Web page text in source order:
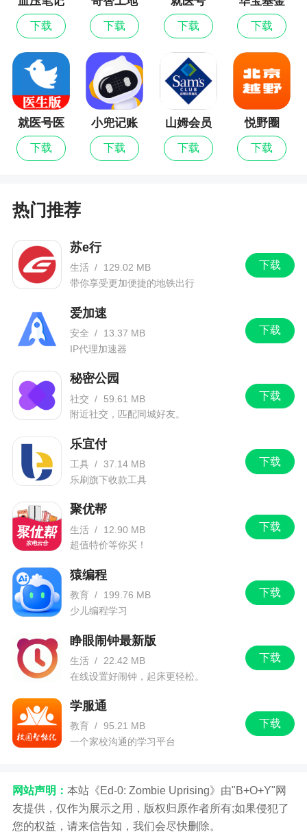
下载的方法，各位玩家一定会学会如何才能下载
的，不过各位朋友一定都要看完才行啊 ，如果还是
如何在下载本游戏。
1、打开应用的下载页面;
2、点击下载按钮;
3、在弹出的下载小窗口中，点击下载到电脑就
小编评价
1、蔚蓝 ：太好玩了！我以前玩的游戏都有好多
的广告！现在这些游戏我确定是真的好游戏呀！给
个五星吧！哈哈
2、软件内含丰富，仿佛一个过家家乐园，蛋糕
店、餐厅、水果店等应有尽有，宝宝可以任意进入
一个场景玩耍，让宝宝在玩的同时学习到更多的知
识。有需要这款软件的朋友快来下载吧
3、微微一笑很倾城 ：太好玩了，大家快下，我
原来玩的都有好多广告，这个特别少。大家快来下
吧！不下会后悔的哟
更新日志
【细节优化】提升益智互动体验，助力儿童快
乐启蒙，家庭轻松育儿！
公众号：宝宝巴士
搜索【宝宝巴士】，就可以下载所有APP、儿
歌、动画、视频哦！
下载
考勤
下载 下载 下载
就医号医
生端
下载
小兜记账
下载
山姆会员
商店
下载
悦野圈
下载
热门推荐
下载
苏e行
生活 /
129.02 MB
带你享受更加便捷的地铁出行
下载
爱加速
安全 /
13.37 MB
IP代理加速器
下载
秘密公园
社交 /
59.61 MB
附近社交，匹配同城好友。
下载
乐宜付
工具 / 37.14 MB
乐刷旗下收款工具
下载
聚优帮
生活 /
12.90 MB
超值特价等你买！
下载
猿编程
教育 /
199.76 MB
少儿编程学习
下载
睁眼闹钟最新版
生活 /
22.42 MB
在线设置好闹钟，起床更轻松。
下载
学服通
教育 / 95.21 MB
一个家校沟通的学习平台
网站声明： 本站《Ed-0: Zombie Uprising》由"B+O+Y"网
友提供，仅作为展示之用，版权归原作者所有;如果侵犯了
您的权益，请来信告知，我们会尽快删除。